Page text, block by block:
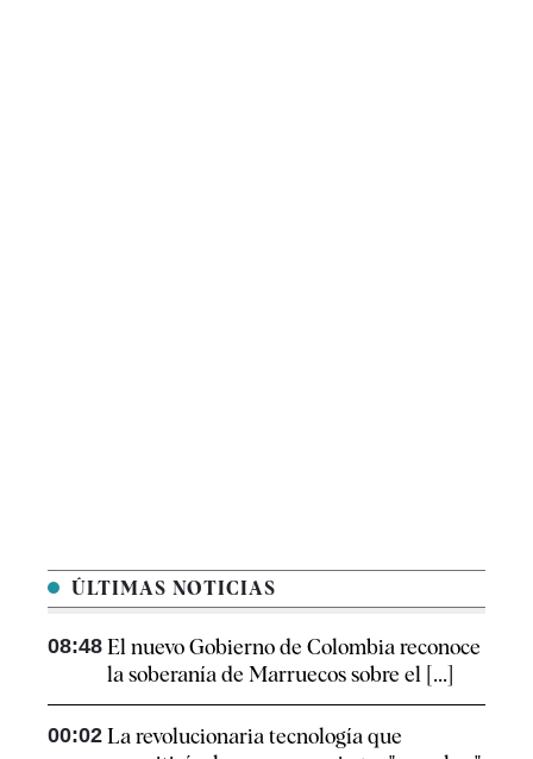
ÚLTIMAS NOTICIAS
08:48 El nuevo Gobierno de Colombia reconoce
la soberanía de Marruecos sobre el [...]
00:02 La revolucionaria tecnología que